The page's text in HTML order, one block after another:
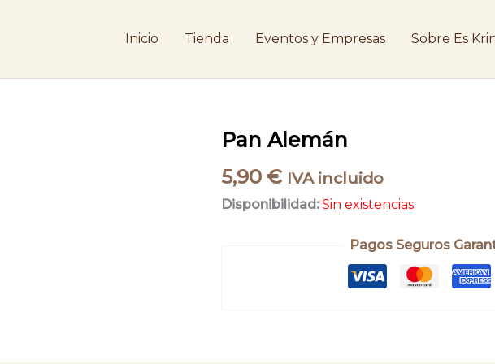
Inicio Tienda Eventos y Empresas Sobre Es
Pan Alemán
5,90 € IVA incluido
Disponibilidad: Sin existencias
Pagos Seguros